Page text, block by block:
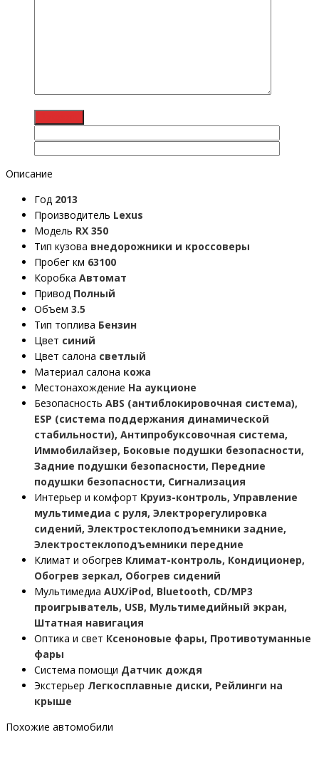
Описание
Год 2013
Производитель Lexus
Модель RX 350
Тип кузова внедорожники и кроссоверы
Пробег км 63100
Коробка Автомат
Привод Полный
Объем 3.5
Тип топлива Бензин
Цвет синий
Цвет салона светлый
Материал салона кожа
Местонахождение На аукционе
Безопасность ABS (антиблокировочная система),
ESP (система поддержания динамической
стабильности), Антипробуксовочная система,
Иммобилайзер, Боковые подушки безопасности,
Задние подушки безопасности, Передние
подушки безопасности, Сигнализация
Интерьер и комфорт Круиз-контроль, Управление
мультимедиа с руля, Электрорегулировка
сидений, Электростеклоподъемники задние,
Электростеклоподъемники передние
Климат и обогрев Климат-контроль, Кондиционер,
Обогрев зеркал, Обогрев сидений
Мультимедиа AUX/iPod, Bluetooth, CD/MP3
проигрыватель, USB, Мультимедийный экран,
Штатная навигация
Оптика и свет Ксеноновые фары, Противотуманные
фары
Система помощи Датчик дождя
Экстерьер Легкосплавные диски, Рейлинги на
крыше
Похожие автомобили